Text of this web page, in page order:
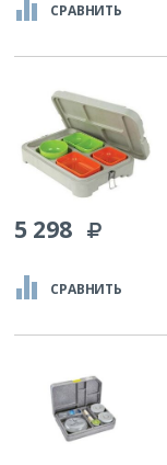
СРАВНИТЬ
5 298
СРАВНИТЬ